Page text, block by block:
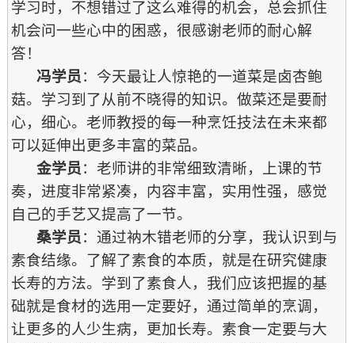
学习时，不想错过了这么难得的机会，总会抓住
机会问一些心中的困惑，很感谢老师的耐心解
答！
冯学员：今天最让人惊艳的一道菜是卤杏鲍
菇。学习到了从前不晓得的知识。做菜还是要耐
心，细心。老师教授的每一种烹饪技法在未来都
可以延伸出更多丰富的菜品。
金学员：老师讲的非常细致清晰，上课的节
奏，进度非常紧凑，内容丰富，实用性强，感觉
自己的手艺又提高了一节。
桑学员：通过衲木错老师的分享，我认识到与
素食结缘。了解了素食的本质，就是在研究健康
长寿的方法。学到了素食人，我们应该把握的基
础就是食材的选用一定要好，通过简单的烹调，
让更多的人少生病，更加长寿。素食一定要与大